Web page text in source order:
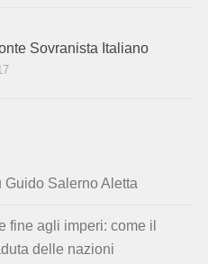
Sovranista Italiano
Guido Salerno Aletta
fine agli imperi: come il
delle nazioni